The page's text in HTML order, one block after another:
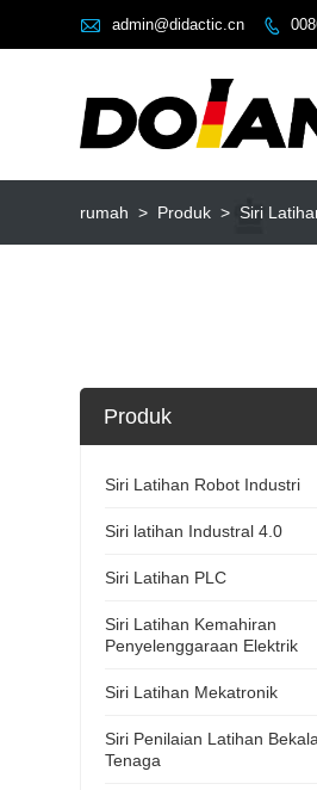
 admin@didactic.cn 
rumah > Produk > Siri
Produk
Siri Latihan Robot Industri
Siri latihan Industral 4.0
Siri Latihan PLC
Siri Latihan Kemahiran
Penyelenggaraan Elektrik
Siri Latihan Mekatronik
Siri Penilaian Latihan
Tenaga